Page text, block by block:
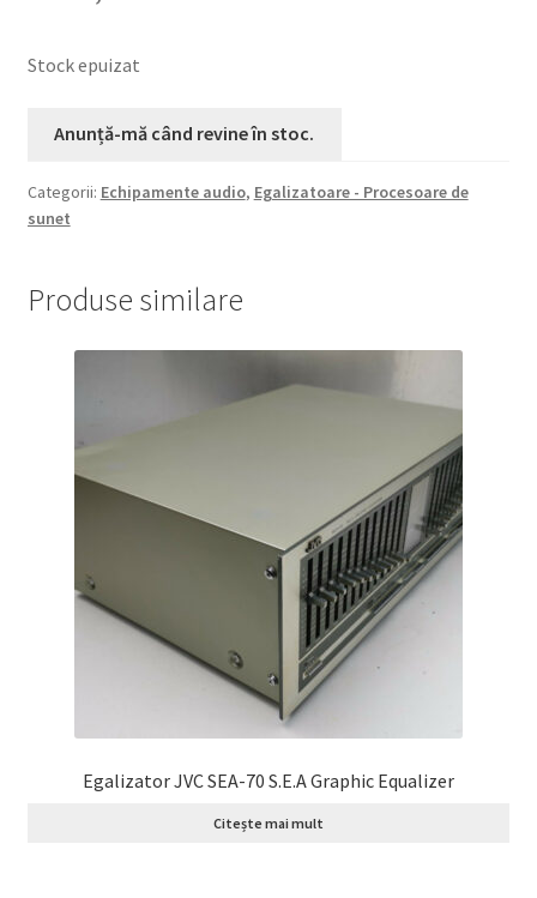
Stock epuizat
Categorii: Echipamente audio, Egalizatoare - Procesoare de
sunet
Produse similare
Egalizator JVC SEA-70 S.E.A Graphic Equalizer
Citește mai mult